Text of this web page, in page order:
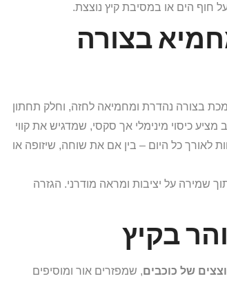
חוף הים או במסיבת קיץ נוצצת.
בצורה
בצורה נהדרת ומחמיאה לחזה, וחלק תחתון
כיסוי מינימלי אך סקסי, שמדגיש את קווי
לאורך כל היום – בין אם את שוחה, שיזופה או
שמירה על יציבות ומראה מודרני. הגזרה
בקיץ
של כוכבים, שמפזרים אור ומוסיפים